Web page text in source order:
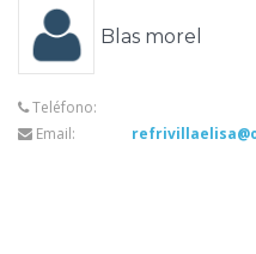
Blas morel
Teléfono:
Email: